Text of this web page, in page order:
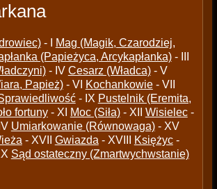
- I
Mag (Magik, Czarodziej,
(Papieżyca, Arcykapłanka)- III
- IV Cesarz (Władca)- V
Papież)- VI Kochankowie- VII
- IX Pustelnik (Eremita,
fortuny- XI Moc (Siła)- XII Wisielec-
Umiarkowanie (Równowaga)- XV
- XVII Gwiazda - XVIII Księżyc-
Sąd ostateczny (Zmartwychwstanie)